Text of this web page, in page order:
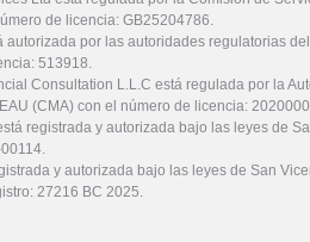
de licencia: GB25204786.
autorizada por las autoridades regulatorias
513918.
Consultation L.L.C está regulada por la
(CMA) con el número de licencia:
registrada y autorizada bajo las leyes de
y autorizada bajo las leyes de San
27216 BC 2025.